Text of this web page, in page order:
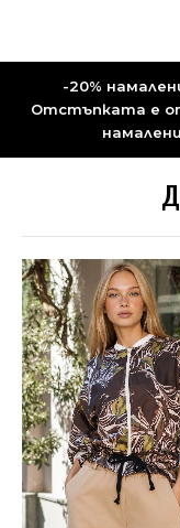
-20%
Отстъпката е